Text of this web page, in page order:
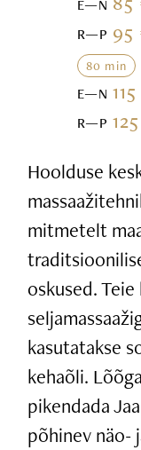
E—N
R—P 95
80 min
E—N
R—P
Hoolduse
mitmetelt
oskused.
kasutatakse
kehaõli.
pikendada
põhinev näo-